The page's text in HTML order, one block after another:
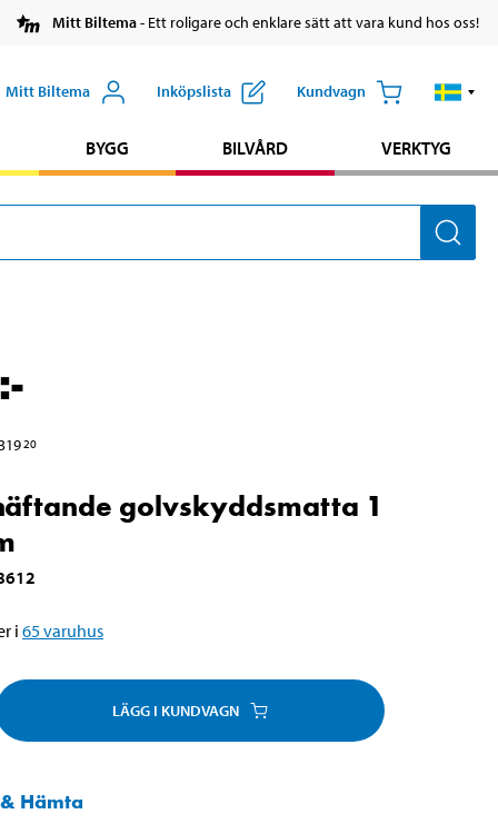
Mitt Biltema- Ett roligare och enklare sätt att vara kund hos oss!
Mitt Biltema Inköpslista Kundvagn
BYGG BILVÅRD VERKTYG
:-
20
golvskyddsmatta 1
i 65varuhus
LÄGG I KUNDVAGN
Hämta